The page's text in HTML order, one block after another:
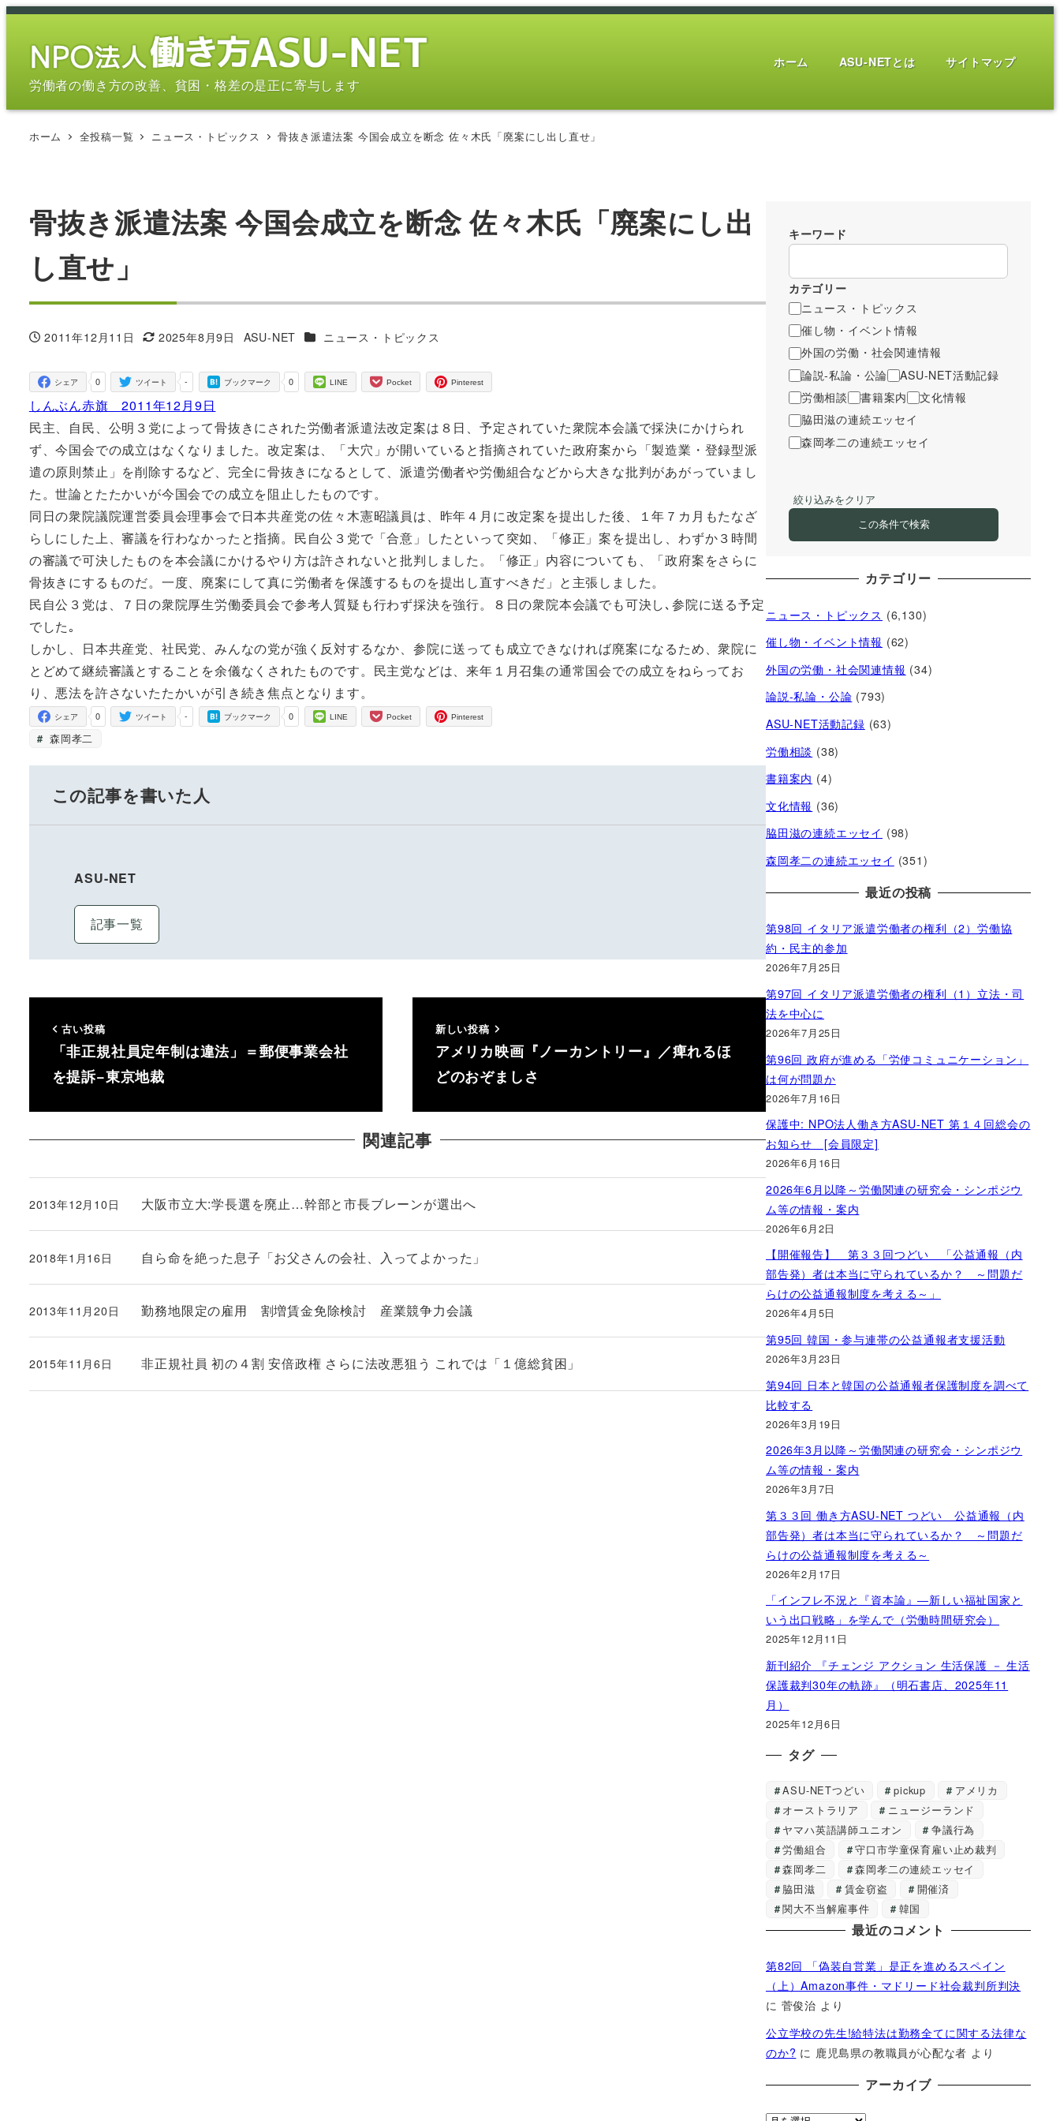
メ
労働者の働き方の改善、貧困・格差の是正に寄与します
ホーム ASU-NETとは サイトマップ
ホーム 全投稿一覧 ニュース・トピックス 骨抜き派遣法案 今国会成立を断念 佐々木氏「廃案にし出し直せ」
骨抜き派遣法案 今国会成立を断念 佐々木氏「廃案にし出
し直せ」
投稿日
2011年12月11日
更新日
2025年8月9日
著
ASU-NET カテゴリー
ニュース・トピックス
0
シェア -
ツイート 0
ブックマーク LINE Pocket Pinterest
しんぶん赤旗 2011年12月9日
民主、自民、公明３党によって骨抜きにされた労働者派遣法改定案は８日、予定されていた衆院本会議で採決にかけられ
ず、今国会での成立はなくなりました。改定案は、「大穴」が開いていると指摘されていた政府案から「製造業・登録型派
遣の原則禁止」を削除するなど、完全に骨抜きになるとして、派遣労働者や労働組合などから大きな批判があがっていまし
た。世論とたたかいが今国会での成立を阻止したものです。
同日の衆院議院運営委員会理事会で日本共産党の佐々木憲昭議員は、昨年４月に改定案を提出した後、１年７カ月もたなざ
らしにした上、審議を行わなかったと指摘。民自公３党で「合意」したといって突如、「修正」案を提出し、わずか３時間
の審議で可決したものを本会議にかけるやり方は許されないと批判しました。「修正」内容についても、「政府案をさらに
骨抜きにするものだ。一度、廃案にして真に労働者を保護するものを提出し直すべきだ」と主張しました。
民自公３党は、７日の衆院厚生労働委員会で参考人質疑も行わず採決を強行。８日の衆院本会議でも可決し､参院に送る予定
でした｡
しかし、日本共産党、社民党、みんなの党が強く反対するなか、参院に送っても成立できなければ廃案になるため、衆院に
とどめて継続審議とすることを余儀なくされたものです。民主党などは、来年１月召集の通常国会での成立をねらってお
り、悪法を許さないたたかいが引き続き焦点となります。
0
シェア -
ツイート 0
ブックマーク LINE Pocket Pinterest
森岡孝二
この記事を書いた人
ASU-NET
記事一覧
古い投稿
「非正規社員定年制は違法」＝郵便事業会社
を提訴−東京地裁
新しい投稿
アメリカ映画『ノーカントリー』／痺れるほ
どのおぞましさ
関連記事
大阪市立大:学長選を廃止…幹部と市長ブレーンが選出へ
投稿日
2013年12月10日
自ら命を絶った息子「お父さんの会社、入ってよかった」
投稿日
2018年1月16日
勤務地限定の雇用 割増賃金免除検討 産業競争力会議
投稿日
2013年11月20日
非正規社員 初の４割 安倍政権 さらに法改悪狙う これでは「１億総貧困」
投稿日
2015年11月6日
キーワード
カテゴリー
ニュース・トピックス
催し物・イベント情報
外国の労働・社会関連情報
論説-私論・公論
ASU-NET活動記録
労働相談
書籍案内
文化情報
脇田滋の連続エッセイ
森岡孝二の連続エッセイ
絞り込みをクリア
この条件で検索
カテゴリー
ニュース・トピックス (6,130)
催し物・イベント情報 (62)
外国の労働・社会関連情報 (34)
論説-私論・公論 (793)
ASU-NET活動記録 (63)
労働相談 (38)
書籍案内 (4)
文化情報 (36)
脇田滋の連続エッセイ (98)
森岡孝二の連続エッセイ (351)
最近の投稿
第98回 イタリア派遣労働者の権利（2）労働協
約・民主的参加
2026年7月25日
第97回 イタリア派遣労働者の権利（1）立法・司
法を中心に
2026年7月25日
第96回 政府が進める「労使コミュニケーション」
は何が問題か
2026年7月16日
保護中: NPO法人働き方ASU-NET 第１４回総会の
お知らせ [会員限定]
2026年6月16日
2026年6月以降～労働関連の研究会・シンポジウ
ム等の情報・案内
2026年6月2日
【開催報告】 第３３回つどい 「公益通報（内
部告発）者は本当に守られているか？ ～問題だ
らけの公益通報制度を考える～」
2026年4月5日
第95回 韓国・参与連帯の公益通報者支援活動
2026年3月23日
第94回 日本と韓国の公益通報者保護制度を調べて
比較する
2026年3月19日
2026年3月以降～労働関連の研究会・シンポジウ
ム等の情報・案内
2026年3月7日
第３３回 働き方ASU-NET つどい 公益通報（内
部告発）者は本当に守られているか？ ～問題だ
らけの公益通報制度を考える～
2026年2月17日
「インフレ不況と『資本論』―新しい福祉国家と
いう出口戦略」を学んで（労働時間研究会）
2025年12月11日
新刊紹介 『チェンジ アクション 生活保護 － 生活
保護裁判30年の軌跡』（明石書店、2025年11
月）
2025年12月6日
タグ
ASU-NETつどい pickup
アメリカ
オーストラリア
ニュージーランド
ヤマハ英語講師ユニオン
争議行為
労働組合
守口市学童保育雇い止め裁判
森岡孝二
森岡孝二の連続エッセイ
脇田滋
賃金窃盗
開催済
関大不当解雇事件
韓国
最近のコメント
第82回 「偽装自営業」是正を進めるスペイン
（上）Amazon事件・マドリード社会裁判所判決
に 菅俊治 より
公立学校の先生!給特法は勤務全てに関する法律な
のか? に 鹿児島県の教職員が心配な者 より
アーカイブ